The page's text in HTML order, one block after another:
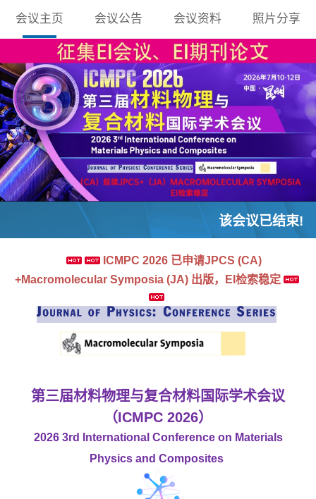
会议主页 会议公告 会议资料 照片分享
该会议已结束!
ICMPC 2026 已申请JPCS (CA)
+Macromolecular Symposia (JA) 出版，EI检索稳定
第三届材料物理与复合材料国际学术会议
（ICMPC 2026）
2026 3rd International Conference on Materials
Physics and Composites